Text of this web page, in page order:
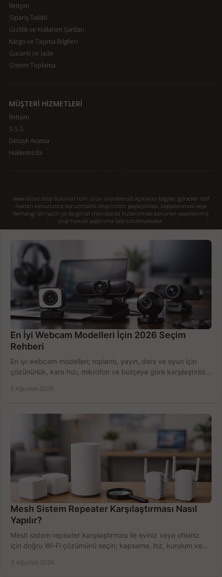
İletişim
Sipariş Takibi
Gizlilik ve Kullanım Şartları
Kargo ve Taşıma Bilgileri
Garanti ve İade
Sistem Toplama
MÜŞTERİ HİZMETLERİ
İletişim
S.S.S.
Detaylı Arama
Hakkımızda
www.bizial.shop bulunan tüm ürün ürünlere ait açıklayıcı bilgiler, görseller telif
hakları kanununca korunmakta olup izinsiz paylaşılması, kopyalanması veya
herhangi biri yazılı ya da görsel mecralarda kullanılması kanunen yasaklanmış
olup hukuki yaptırıma tabi tutulmaktadır.
En İyi Webcam Modelleri İçin 2026 Seçim
Rehberi
En iyi webcam modelleri; toplantı, yayın, ders ve oyun için
çözünürlük, kare hızı, mikrofon ve bütçeye göre karşılaştırıldı.
5 Ağustos 2026
Mesh Sistem Repeater Karşılaştırması Nasıl
Yapılır?
Mesh sistem repeater karşılaştırması ile eviniz veya ofisiniz
için doğru Wi-Fi çözümünü seçin; kapsama, hız, kurulum ve
3 Ağustos 2026